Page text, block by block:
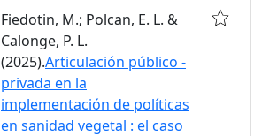
Fiedotin, M.; Polcan, E. L. &
Calonge, P. L.
(2025).Articulación público -
privada en la
implementación de políticas
en sanidad vegetal : el caso